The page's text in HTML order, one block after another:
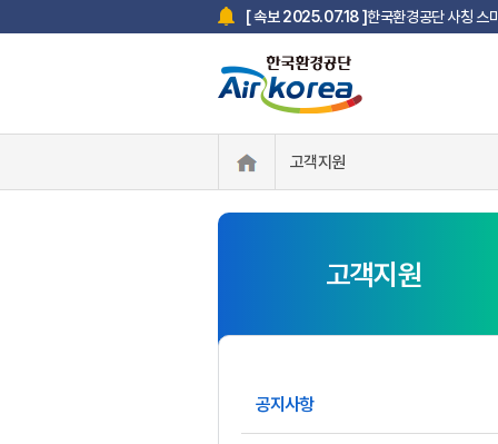
[ 속보 2025.07.18 ]한국환경공단 사칭 스
고객지원
고객지원
공지사항